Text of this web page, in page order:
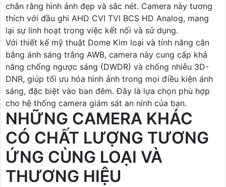
chắn rằng hình ảnh đẹp và sắc nét. Camera này tương
thích với đầu ghi AHD CVI TVI BCS HD Analog, mang
lại sự linh hoạt trong việc kết nối và sử dụng.
Với thiết kế mỹ thuật Dome Kim loại và tính năng cân
bằng ánh sáng trắng AWB, camera này cung cấp khả
năng chống ngược sáng (DWDR) và chống nhiễu 3D-
DNR, giúp tối ưu hóa hình ảnh trong mọi điều kiện ánh
sáng, đặc biệt vào ban đêm. Đây là lựa chọn phù hợp
cho hệ thống camera giám sát an ninh của bạn.
NHỮNG CAMERA KHÁC
CÓ CHẤT LƯỢNG TƯƠNG
ỨNG CÙNG LOẠI VÀ
THƯƠNG HIỆU